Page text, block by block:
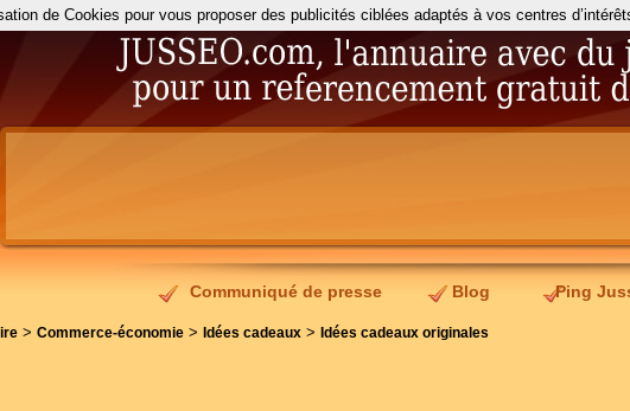
Communiqué de presse Blog Ping
> Commerce-économie > Idées cadeaux > Idées cadeaux originales
de Cookies pour vous proposer des publicités ciblées adaptés à vos centres